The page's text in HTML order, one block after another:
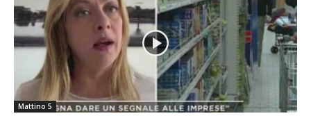
Mattino 5